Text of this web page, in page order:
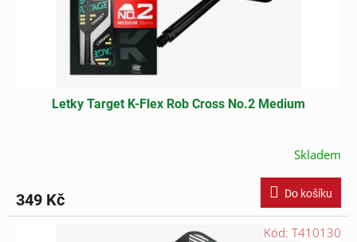
Letky Target K-Flex Rob Cross No.2 Medium
Skladem
349 Kč Do košíku
Kód: T410130